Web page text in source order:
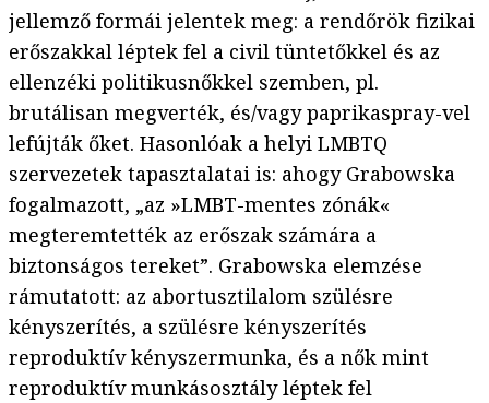
jellemző formái jelentek meg: a rendőrök fizikai
erőszakkal léptek fel a civil tüntetőkkel és az
ellenzéki politikusnőkkel szemben, pl.
brutálisan megverték, és/vagy paprikaspray-vel
lefújták őket. Hasonlóak a helyi LMBTQ
szervezetek tapasztalatai is: ahogy Grabowska
fogalmazott, „az »LMBT-mentes zónák«
megteremtették az erőszak számára a
biztonságos tereket”. Grabowska elemzése
rámutatott: az abortusztilalom szülésre
kényszerítés, a szülésre kényszerítés
reproduktív kényszermunka, és a nők mint
reproduktív munkásosztály léptek fel